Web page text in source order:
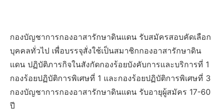
กองบัญชาการกองอาสารักษาดินแดน รับสมัครสอบคัดเลือก
บุคคลทั่วไป เพื่อบรรจุสั่งใช้เป็นสมาชิกกองอาสารักษาดิน
แดน ปฏิบัติภารกิจในสังกัดกองร้อยบังคับการและบริการที่ 1
กองร้อยปฏิบัติการพิเศษที่ 1 และกองร้อยปฏิบัติการพิเศษที่ 3
กองบัญชาการกองอาสารักษาดินแดน รับอายุผู้สมัคร 17-60
ปี